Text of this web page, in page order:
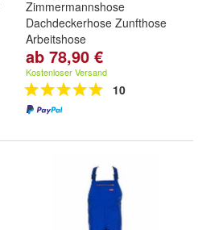
Zimmermannshose
Dachdeckerhose Zunfthose
Arbeitshose
ab 78,90 €
Kostenloser Versand
10